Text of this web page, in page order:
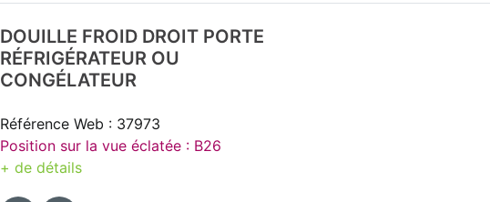
DOUILLE FROID DROIT PORTE
RÉFRIGÉRATEUR OU
CONGÉLATEUR
Référence Web : 37973
Position sur la vue éclatée : B26
+ de détails